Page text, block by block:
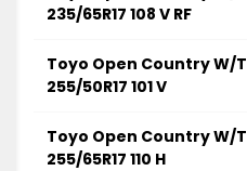
235/65R17 108 V RF
Toyo Open Country W/T
255/50R17 101 V
Toyo Open Country W/T
255/65R17 110 H